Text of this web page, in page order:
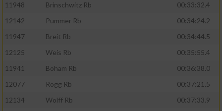
11948
Brinschwitz Rb
00:33:32.4
12142
Pummer Rb
00:34:24.2
11947
Breit Rb
00:34:44.5
12125
Weis Rb
00:35:55.4
11941
Boham Rb
00:36:38.0
12077
Rogg Rb
00:37:21.5
12134
Wolff Rb
00:37:33.9